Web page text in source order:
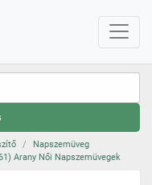
Napszemüveg
Arany Női Napszemüvegek